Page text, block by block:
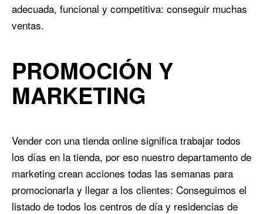
adecuada, funcional y competitiva: conseguir muchas
ventas.
PROMOCIÓN Y
MARKETING
Vender con una tienda online significa trabajar todos
los días en la tienda, por eso nuestro departamento de
marketing crean acciones todas las semanas para
promocionarla y llegar a los clientes: Conseguimos el
listado de todos los centros de día y residencias de